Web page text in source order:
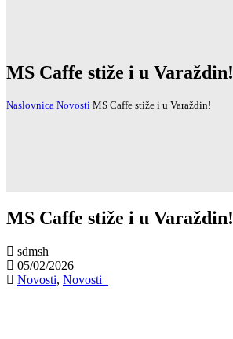
MS Caffe stiže i u Varaždin!
Naslovnica Novosti MS Caffe stiže i u Varaždin!
MS Caffe stiže i u Varaždin!
sdmsh
05/02/2026
Novosti, Novosti_